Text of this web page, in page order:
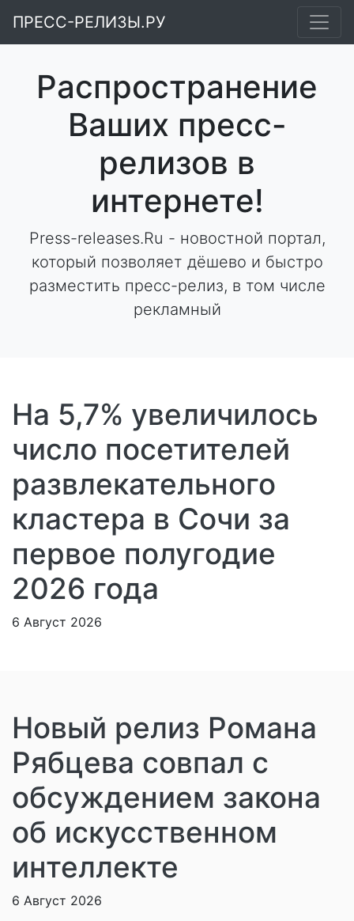
ПРЕСС-РЕЛИЗЫ.РУ
Распространение
Ваших пресс-
релизов в
интернете!
Press-releases.Ru - новостной портал,
который позволяет дёшево и быстро
разместить пресс-релиз, в том числе
рекламный
На 5,7% увеличилось
число посетителей
развлекательного
кластера в Сочи за
первое полугодие
2026 года
6 Август 2026
Новый релиз Романа
Рябцева совпал с
обсуждением закона
об искусственном
интеллекте
6 Август 2026